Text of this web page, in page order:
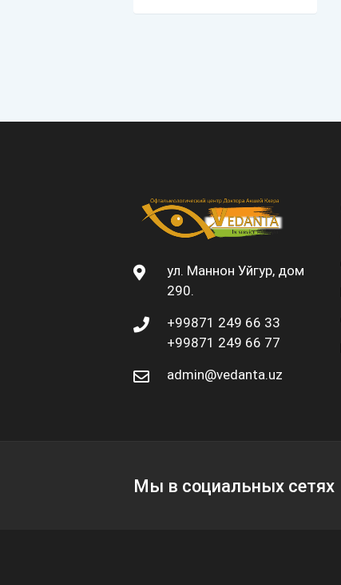
ул. Маннон Уйгур, дом
290.
+99871 249 66 33
+99871 249 66 77
admin@vedanta.uz
Мы в социальных сетях